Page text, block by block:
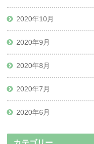
2020年10月
2020年9月
2020年8月
2020年7月
2020年6月